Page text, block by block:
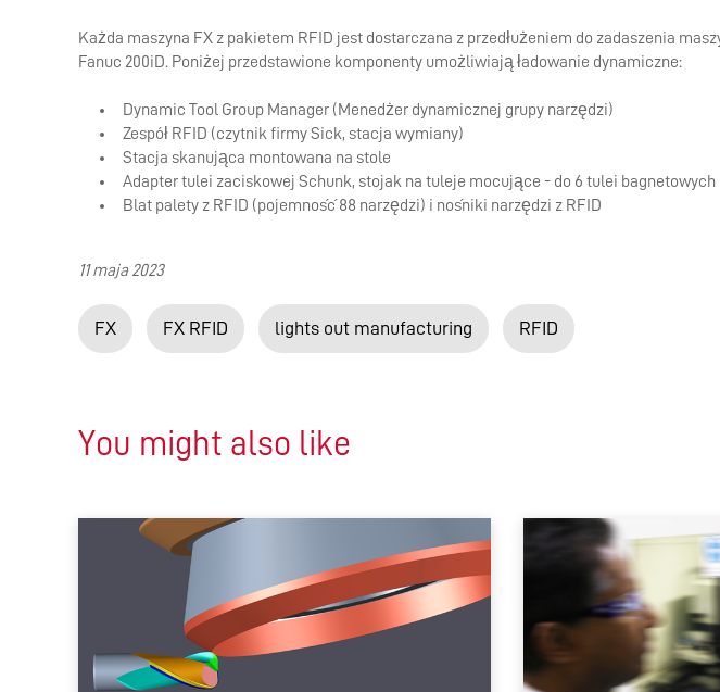
Każda maszyna FX z pakietem RFID jest dostarczana z przedłużeniem do zadaszenia
Fanuc 200iD. Poniżej przedstawione komponenty umożliwiają ładowanie dynamiczne:
Dynamic Tool Group Manager (Menedżer dynamicznej grupy narzędzi)
Zespół RFID (czytnik firmy Sick, stacja wymiany)
Stacja skanująca montowana na stole
Adapter tulei zaciskowej Schunk, stojak na tuleje mocujące - do 6 tulei bagnetowych
Blat palety z RFID (pojemność 88 narzędzi) i nośniki narzędzi z RFID
11 maja 2023
FX FX RFID lights out manufacturing RFID
You might also like